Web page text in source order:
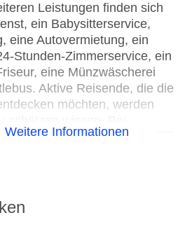
Leistungen finden sich
ein Babysitterservice,
eine Autovermietung, ein
Stunden-Zimmerservice, ein
eine Münzwäscherei
Aktive Reisende, die die
möchten, werden
Business-Center gerne
Weitere Informationen